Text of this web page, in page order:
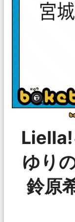
Liella!
ゆり
鈴原